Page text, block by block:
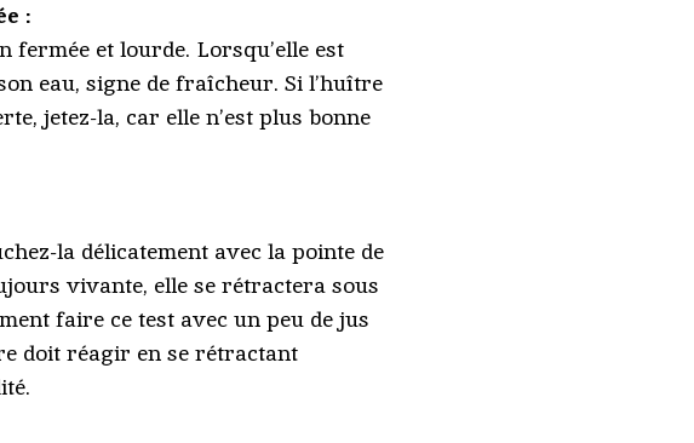
:
et lourde. Lorsqu’elle est
eau, signe de fraîcheur. Si l’huître
jetez-la, car elle n’est plus bonne
la délicatement avec la pointe de
vivante, elle se rétractera sous
faire ce test avec un peu de jus
doit réagir en se rétractant